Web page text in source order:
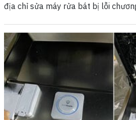
địa chỉ sửa máy rửa bát bị lỗi